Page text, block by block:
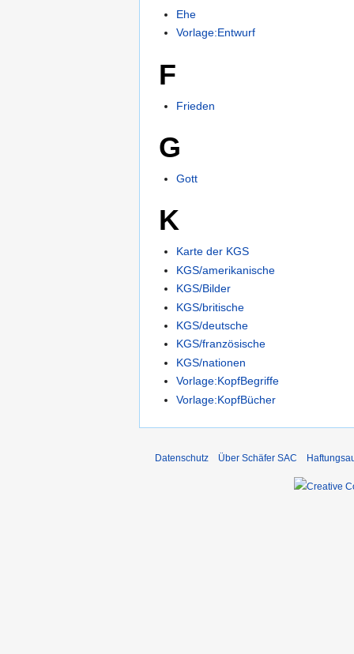
Ehe
Vorlage:Entwurf
F
Frieden
G
Gott
K
Karte der KGS
KGS/amerikanische
KGS/Bilder
KGS/britische
KGS/deutsche
KGS/französische
KGS/nationen
Vorlage:KopfBegriffe
Vorlage:KopfBücher
Datenschutz Über Schäfer SAC